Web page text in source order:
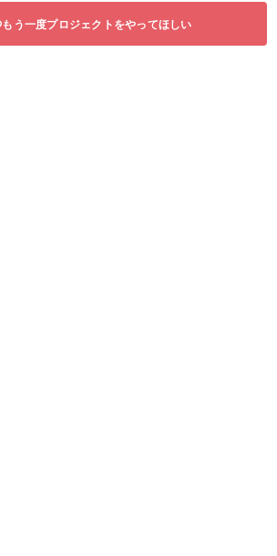
もう一度プロジェクトをやってほしい